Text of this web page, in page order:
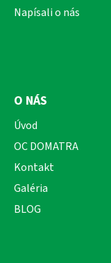
Napísali o nás
O NÁS
Úvod
OC DOMATRA
Kontakt
Galéria
BLOG